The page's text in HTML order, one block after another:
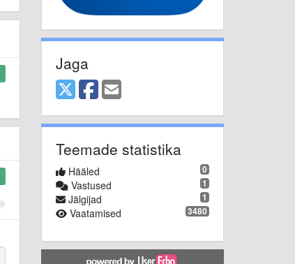
Jaga
Teemade statistika
0
Hääled
1
Vastused
1
Jälgijad
3480
Vaatamised